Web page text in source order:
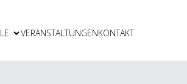
VERANSTALTUNGENKONTAKT